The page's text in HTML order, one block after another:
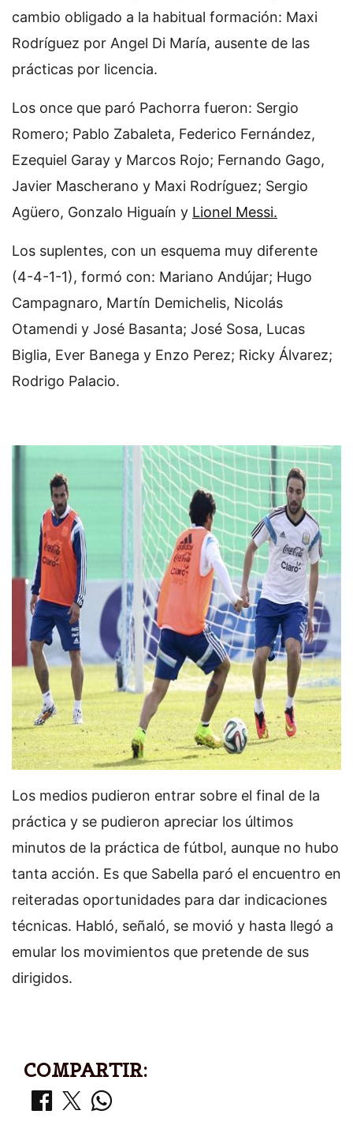
cambio obligado a la habitual formación: Maxi
Rodríguez por Angel Di María, ausente de las
prácticas por licencia.
Los once que paró Pachorra fueron: Sergio
Romero; Pablo Zabaleta, Federico Fernández,
Ezequiel Garay y Marcos Rojo; Fernando Gago,
Javier Mascherano y Maxi Rodríguez; Sergio
Agüero, Gonzalo Higuaín y Lionel Messi.
Los suplentes, con un esquema muy diferente
(4-4-1-1), formó con: Mariano Andújar; Hugo
Campagnaro, Martín Demichelis, Nicolás
Otamendi y José Basanta; José Sosa, Lucas
Biglia, Ever Banega y Enzo Perez; Ricky Álvarez;
Rodrigo Palacio.
Los medios pudieron entrar sobre el final de la
práctica y se pudieron apreciar los últimos
minutos de la práctica de fútbol, aunque no hubo
tanta acción. Es que Sabella paró el encuentro en
reiteradas oportunidades para dar indicaciones
técnicas. Habló, señaló, se movió y hasta llegó a
emular los movimientos que pretende de sus
dirigidos.
COMPARTIR: